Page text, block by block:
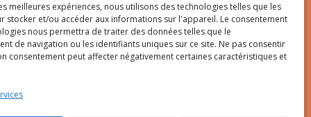
meilleures expériences, nous utilisons des technologies telles que les
stocker et/ou accéder aux informations sur l'appareil. Le consentement
nous permettra de traiter des données telles que le
de navigation ou les identifiants uniques sur ce site. Ne pas consentir
consentement peut affecter négativement certaines caractéristiques et